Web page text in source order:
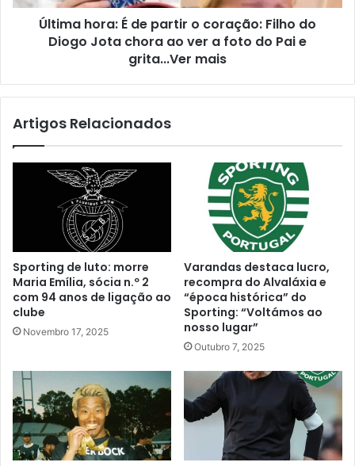
Última hora: É de partir o coração: Filho do
Diogo Jota chora ao ver a foto do Pai e
grita...Ver mais
Artigos Relacionados
Sporting de luto: morre
Maria Emília, sócia n.º 2
com 94 anos de ligação ao
clube
Novembro 17, 2025
Varandas destaca lucro,
recompra do Alvaláxia e
“época histórica” do
Sporting: “Voltámos ao
nosso lugar”
Outubro 7, 2025